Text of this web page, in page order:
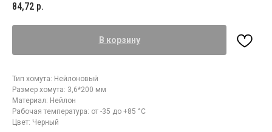
84,72 р.
В корзину
Тип хомута: Нейлоновый
Размер хомута: 3,6*200 мм
Материал: Нейлон
Рабочая температура: от -35 до +85 °С
Цвет: Черный